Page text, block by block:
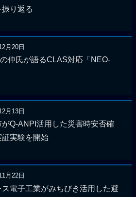
振り返る
月20日
仲氏が語るCLAS対応「NEO-
月13日
がQ-ANPI活用した災害時安否確
証実験を開始
月22日
ス電子工業がみちびき活用した避